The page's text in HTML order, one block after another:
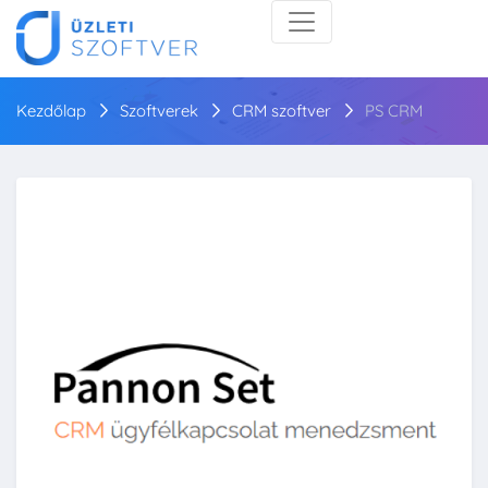
Kezdőlap Szoftverek CRM szoftver PS CRM